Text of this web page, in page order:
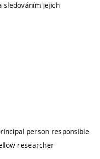
sledováním jejich
person responsible
researcher